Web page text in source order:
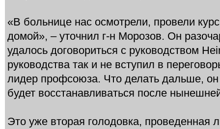
«В больнице нас осмотрели, провели
домой», – уточнил г-н Морозов. Он
удалось договориться с руководством
руководства так и не вступил в
лидер профсоюза. Что делать дальше,
будет восстанавливаться после
Это уже вторая голодовка, проведенная